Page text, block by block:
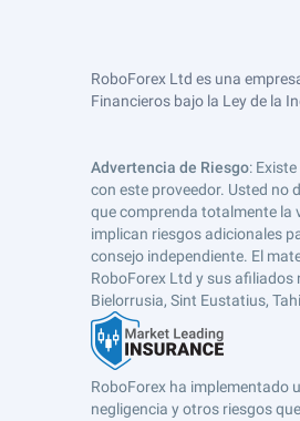
RoboForex Ltd es una
Financieros bajo la Ley de la
Advertencia de Riesgo:
con este proveedor. Usted no
que comprenda totalmente la
implican riesgos adicionales
consejo independiente. El
RoboForex Ltd y sus afiliados
Bielorrusia, Sint Eustatius,
RoboForex ha implementado
negligencia y otros riesgos